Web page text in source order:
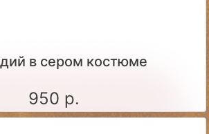
в сером костюме
950 р.